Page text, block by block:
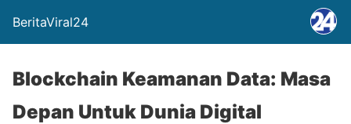
BeritaViral24
Blockchain Keamanan Data: Masa
Depan Untuk Dunia Digital